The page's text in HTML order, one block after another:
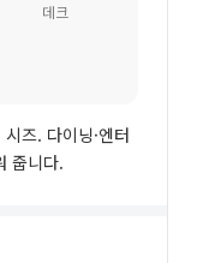
데크
즈. 다이닝·엔터
줍니다.